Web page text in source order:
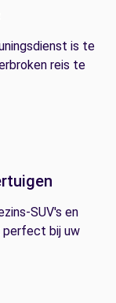
is te
reis te
SUV's en
perfect bij uw